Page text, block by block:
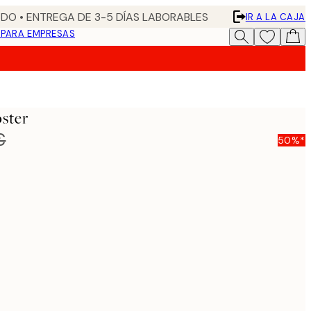
• ENTREGA DE 3-5 DÍAS LABORABLES
IR A LA CAJA
PARA EMPRESAS
50%*